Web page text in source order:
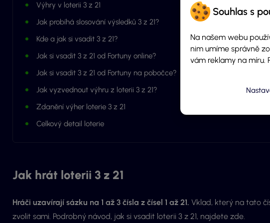
Souhlas s
Na našem webu
nim umíme správně
vám reklamy na míru.
Výhry v loterii 3 z 21
Jak probíhá slosování výsledků 3 z 21?
Kde a jak si vsadit 3 z 21?
Jak si vsadit 3 z 21 od Fortuny online?
Jak si vsadit 3 z 21 od Fortuny na pobočce?
Jak vyzvednout výhru z loterii 3 z 21?
Zdanění výher loterie 3 z 21
Celkový detail loterie
Jak hrát loterii 3 z 21
Hráči uzavírají sázku na 1 až 3 čísla z čísel 1 až 21. Vklad, který na tato
zvolit sami. Podrobný návod, jak si vsadit loterii 3 z 21, najdete zde.